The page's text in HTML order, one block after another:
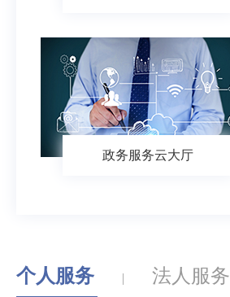
政务服务云大厅
个人服务 | 法人服务